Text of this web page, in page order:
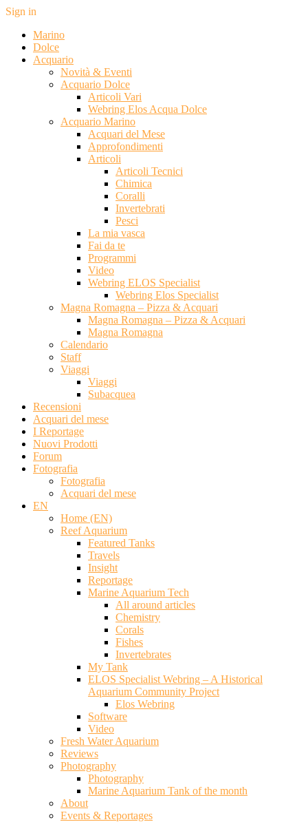
Sign in
Marino
Dolce
Acquario
Novità & Eventi
Acquario Dolce
Articoli Vari
Webring Elos Acqua Dolce
Acquario Marino
Acquari del Mese
Approfondimenti
Articoli
Articoli Tecnici
Chimica
Coralli
Invertebrati
Pesci
La mia vasca
Fai da te
Programmi
Video
Webring ELOS Specialist
Webring Elos Specialist
Magna Romagna – Pizza & Acquari
Magna Romagna – Pizza & Acquari
Magna Romagna
Calendario
Staff
Viaggi
Viaggi
Subacquea
Recensioni
Acquari del mese
I Reportage
Nuovi Prodotti
Forum
Fotografia
Fotografia
Acquari del mese
EN
Home (EN)
Reef Aquarium
Featured Tanks
Travels
Insight
Reportage
Marine Aquarium Tech
All around articles
Chemistry
Corals
Fishes
Invertebrates
My Tank
ELOS Specialist Webring – A Historical
Aquarium Community Project
Elos Webring
Software
Video
Fresh Water Aquarium
Reviews
Photography
Photography
Marine Aquarium Tank of the month
About
Events & Reportages